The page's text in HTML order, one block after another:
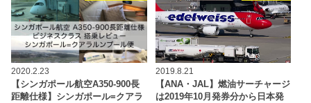
2020.2.23
【シンガポール航空A350-900長
距離仕様】シンガポール=クアラ
2019.8.21
【ANA・JAL】燃油サーチャージ
は2019年10月発券分から日本発